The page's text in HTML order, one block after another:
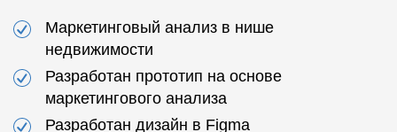
Маркетинговый анализ в нише
недвижимости
Разработан прототип на основе
маркетингового анализа
Разработан дизайн в Figma